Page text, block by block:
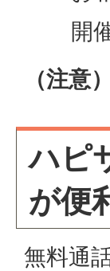
開
（注
ハピ
が便
無料通